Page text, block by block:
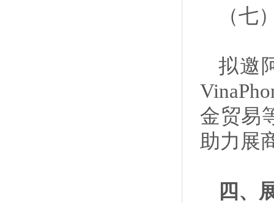
（七
拟邀
金贸易
助力展
四、